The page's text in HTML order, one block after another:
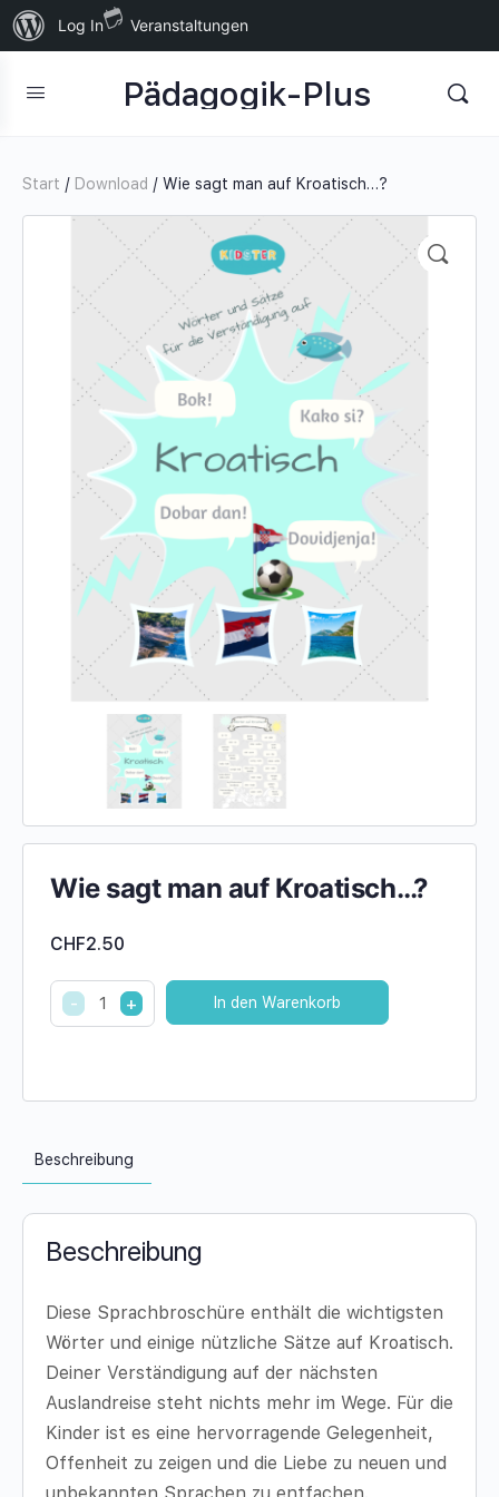
Über
WordPress
Log In Veranstaltungen
Pädagogik-Plus
Start / Download / Wie sagt man auf Kroatisch…?
Wie sagt man auf Kroatisch…?
CHF2.50
Wie
sagt
- + In den Warenkorb
Beschreibung
Beschreibung
Diese Sprachbroschüre enthält die wichtigsten
Wörter und einige nützliche Sätze auf Kroatisch.
Deiner Verständigung auf der nächsten
Auslandreise steht nichts mehr im Wege. Für die
Kinder ist es eine hervorragende Gelegenheit,
Offenheit zu zeigen und die Liebe zu neuen und